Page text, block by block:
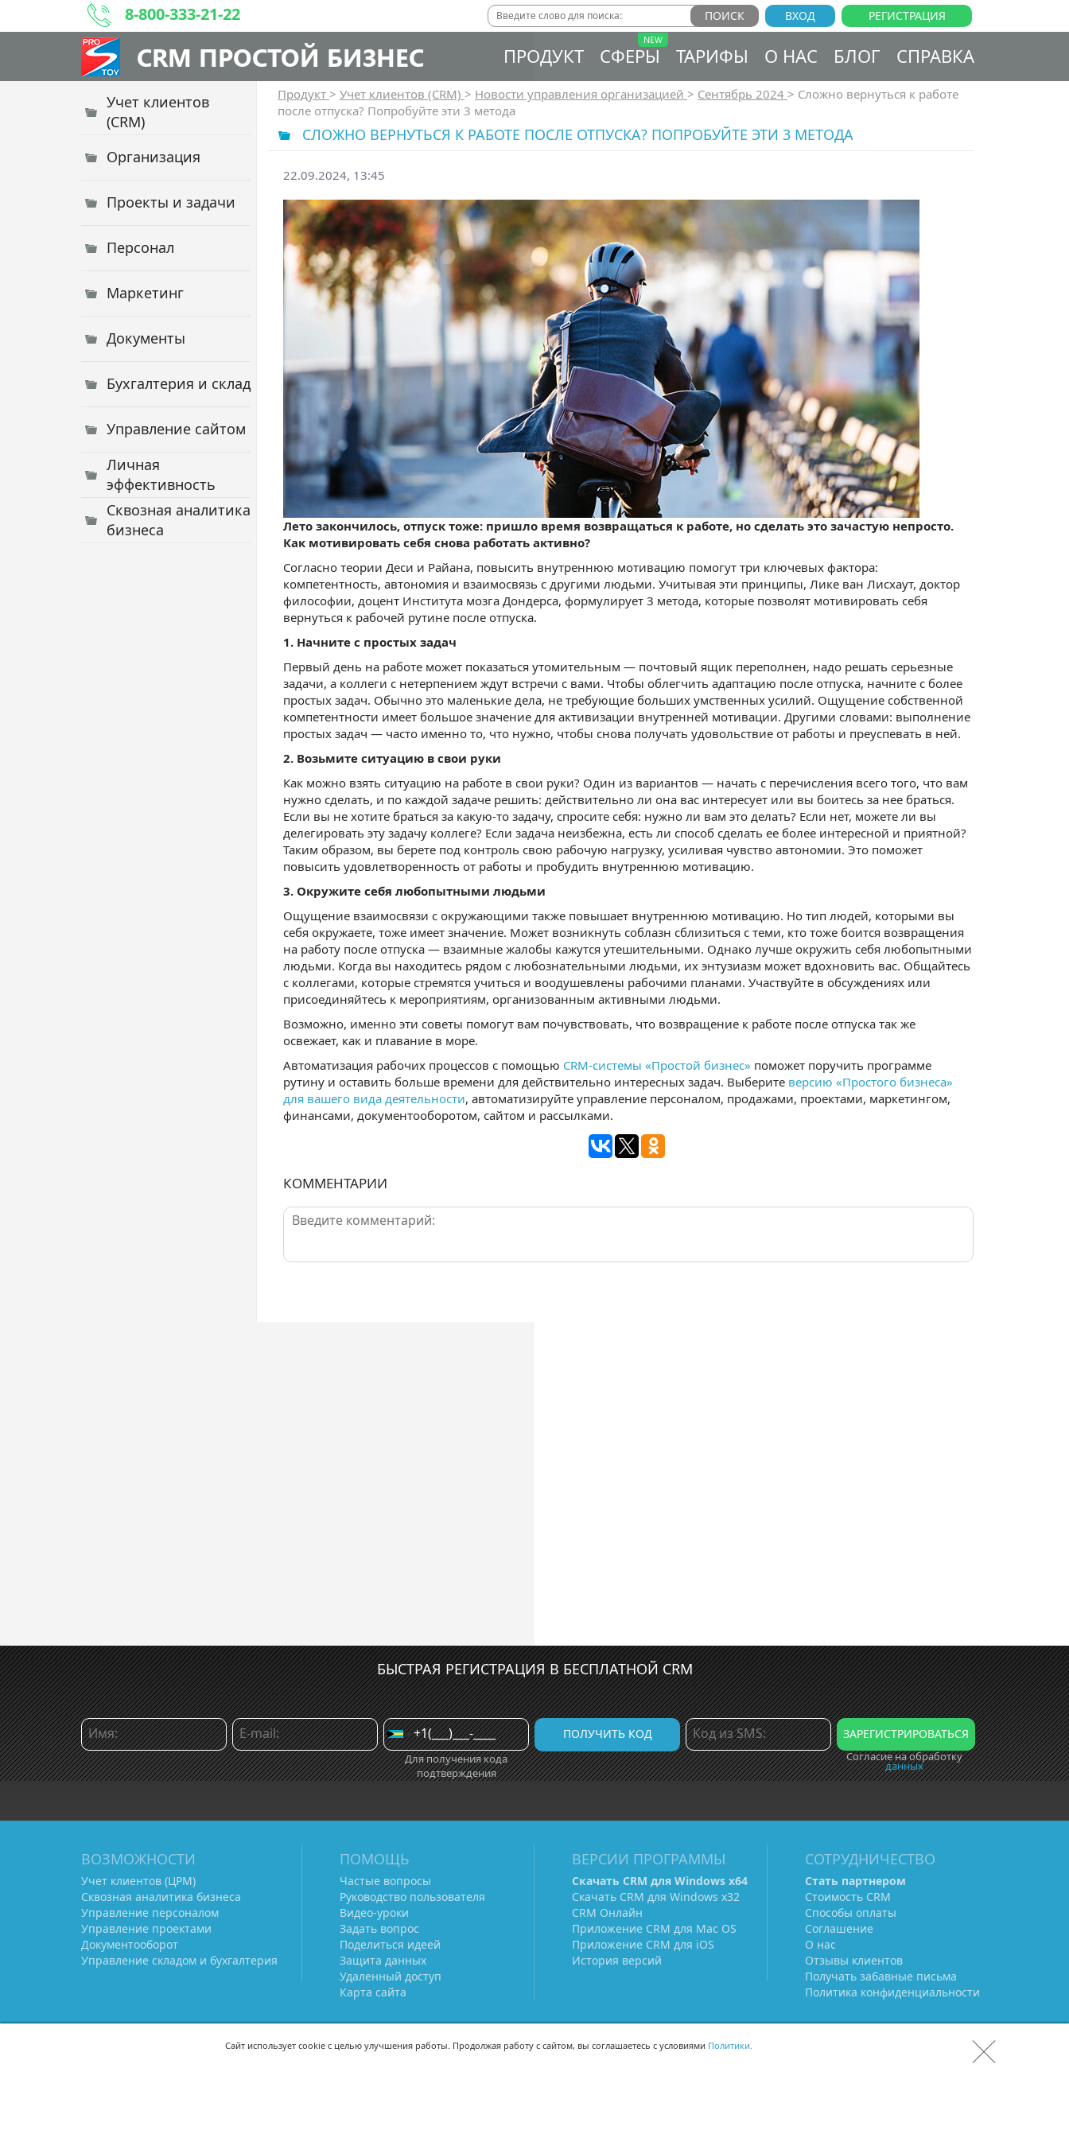
8-800-333-21-22 РЕГИСТРАЦИЯ
ВХОД
CRM ПРОСТОЙ БИЗНЕС ПРОДУКТ СФЕРЫ ТАРИФЫ О НАС БЛОГ СПРАВКА
Учет клиентов
(CRM)
Организация
Проекты и задачи
Персонал
Маркетинг
Документы
Бухгалтерия и склад
Управление сайтом
Личная
эффективность
Сквозная аналитика
бизнеса
Продукт > Учет клиентов (CRM) > Новости управления организацией > Сентябрь 2024 > Сложно вернуться к работе
после отпуска? Попробуйте эти 3 метода
СЛОЖНО ВЕРНУТЬСЯ К РАБОТЕ ПОСЛЕ ОТПУСКА? ПОПРОБУЙТЕ ЭТИ 3 МЕТОДА
22.09.2024, 13:45
Лето закончилось, отпуск тоже: пришло время возвращаться к работе, но сделать это зачастую непросто.
Как мотивировать себя снова работать активно?
Согласно теории Деси и Райана, повысить внутреннюю мотивацию помогут три ключевых фактора:
компетентность, автономия и взаимосвязь с другими людьми. Учитывая эти принципы, Лике ван Лисхаут, доктор
философии, доцент Института мозга Дондерса, формулирует 3 метода, которые позволят мотивировать себя
вернуться к рабочей рутине после отпуска.
1. Начните с простых задач
Первый день на работе может показаться утомительным — почтовый ящик переполнен, надо решать серьезные
задачи, а коллеги с нетерпением ждут встречи с вами. Чтобы облегчить адаптацию после отпуска, начните с более
простых задач. Обычно это маленькие дела, не требующие больших умственных усилий. Ощущение собственной
компетентности имеет большое значение для активизации внутренней мотивации. Другими словами: выполнение
простых задач — часто именно то, что нужно, чтобы снова получать удовольствие от работы и преуспевать в ней.
2. Возьмите ситуацию в свои руки
Как можно взять ситуацию на работе в свои руки? Один из вариантов — начать с перечисления всего того, что вам
нужно сделать, и по каждой задаче решить: действительно ли она вас интересует или вы боитесь за нее браться.
Если вы не хотите браться за какую-то задачу, спросите себя: нужно ли вам это делать? Если нет, можете ли вы
делегировать эту задачу коллеге? Если задача неизбежна, есть ли способ сделать ее более интересной и приятной?
Таким образом, вы берете под контроль свою рабочую нагрузку, усиливая чувство автономии. Это поможет
повысить удовлетворенность от работы и пробудить внутреннюю мотивацию.
3. Окружите себя любопытными людьми
Ощущение взаимосвязи с окружающими также повышает внутреннюю мотивацию. Но тип людей, которыми вы
себя окружаете, тоже имеет значение. Может возникнуть соблазн сблизиться с теми, кто тоже боится возвращения
на работу после отпуска — взаимные жалобы кажутся утешительными. Однако лучше окружить себя любопытными
людьми. Когда вы находитесь рядом с любознательными людьми, их энтузиазм может вдохновить вас. Общайтесь
с коллегами, которые стремятся учиться и воодушевлены рабочими планами. Участвуйте в обсуждениях или
присоединяйтесь к мероприятиям, организованным активными людьми.
Возможно, именно эти советы помогут вам почувствовать, что возвращение к работе после отпуска так же
освежает, как и плавание в море.
Автоматизация рабочих процессов с помощью CRM-системы «Простой бизнес» поможет поручить программе
рутину и оставить больше времени для действительно интересных задач. Выберите версию «Простого бизнеса»
для вашего вида деятельности, автоматизируйте управление персоналом, продажами, проектами, маркетингом,
финансами, документооборотом, сайтом и рассылками.
КОММЕНТАРИИ
БЫСТРАЯ РЕГИСТРАЦИЯ В БЕСПЛАТНОЙ CRM
Для получения кода
подтверждения
Согласие на обработку
данных
ВОЗМОЖНОСТИ
Учет клиентов (ЦРМ)
Сквозная аналитика бизнеса
Управление персоналом
Управление проектами
Документооборот
Управление складом и бухгалтерия
ПОМОЩЬ
Частые вопросы
Руководство пользователя
Видео-уроки
Задать вопрос
Поделиться идеей
Защита данных
Удаленный доступ
Карта сайта
ВЕРСИИ ПРОГРАММЫ
Скачать CRM для Windows х64
Скачать CRM для Windows х32
CRM Онлайн
Приложение CRM для Mac OS
Приложение CRM для iOS
История версий
СОТРУДНИЧЕСТВО
Стать партнером
Стоимость CRM
Способы оплаты
Соглашение
О нас
Отзывы клиентов
Получать забавные письма
Политика конфиденциальности
Сайт использует cookie с целью улучшения работы. Продолжая работу с сайтом, вы соглашаетесь с условиями Политики.